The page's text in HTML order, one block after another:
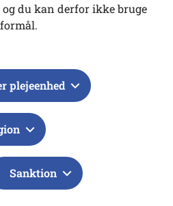
du kan derfor ikke bruge
plejeenhed
Sanktion